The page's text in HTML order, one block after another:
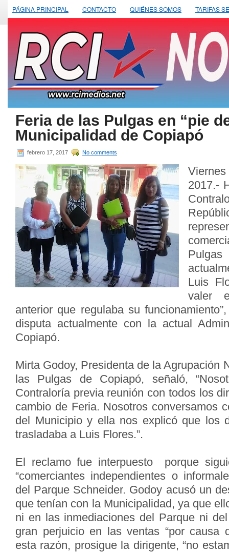
PÁGINA PRINCIPAL CONTACTO QUIÉNES SOMOS TARIFAS
Feria de las Pulgas en “pie
Municipalidad de Copiapó
febrero 17, 2017 No comments
2017.-
Luis
valer
anterior que regulaba su
disputa actualmente con la actual
Copiapó.
Mirta Godoy, Presidenta de la Agrupación
las Pulgas de Copiapó, señaló,
Contraloría previa reunión con todos los
cambio de Feria. Nosotros conversamos
del Municipio y ella nos explicó que los
trasladaba a Luis Flores.”.
El reclamo fue interpuesto porque
“comerciantes independientes o
del Parque Schneider. Godoy acusó un
que tenían con la Municipalidad, ya que
ni en las inmediaciones del Parque ni
gran perjuicio en las ventas “por causa
esta razón, prosigue la dirigente, “no